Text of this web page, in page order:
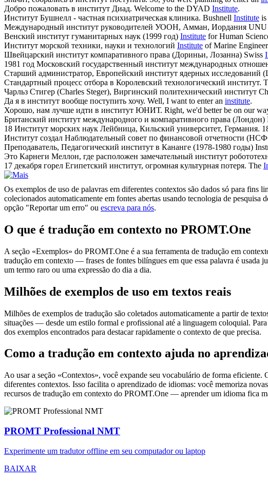
Добро пожаловать в институт Диад. Welcome to the DYAD Institute.
Институт Бушнелл - частная психиатрическая клиника. Bushnell Institute
Международный институт руководителей УООН, Амман, Иордания UNU
Венский институт гуманитарных наук (1999 год) Institute for Human
Институт морской техники, науки и технологий Institute of Marine
Швейцарский институт компаративного права (Дориньи, Лозанна) Swiss
1981 год Московский государственный институт международных
Старший администратор, Европейский институт ядерных исследований
Стандартный процесс отбора в Королевский технологический институт.
Чарльз Стигер (Charles Steger), Виргинский политехнический институт
Да я в институт вообще поступить хочу. Well, I want to enter an institute.
Хорошо, нам лучше идти в институт ЮНИТ. Right, we'd better be on our
Британский институт международного и компаративного права (Лондон)
18 Институт морских наук Лейбница, Кильский университет, Германия.
Институт создал Наблюдательный совет по финансовой отчетности
Преподаватель, Педагогический институт в Кананге (1978-1980 годы)
Это Карнеги Меллон, где расположен замечательный институт
17 декабря горел Египетский институт, огромная культурная потеря. The
Os exemplos de uso de palavras em diferentes contextos são dados só para fins
colecionados automaticamente em fontes abertas usando tecnologia de
opção "Reportar um erro" ou escreva para nós.
O que é tradução em contexto no PROMT.One
A seção «Exemplos» do PROMT.One é a sua ferramenta de tradução em
tradução em contexto — frases de fontes bilíngues em que essa palavra é usada
um termo raro ou uma expressão do dia a dia.
Milhões de exemplos de uso em textos reais
Milhões de exemplos de tradução são coletados automaticamente a partir de
situações — desde um estilo formal e profissional até a linguagem coloquial.
dos exemplos encontrados para destacar rapidamente o contexto de que precisa.
Como a tradução em contexto ajuda no
Ao usar a seção «Contextos», você expande seu vocabulário de forma
diferentes contextos. Isso facilita o aprendizado de idiomas: você memoriza
recursos de tradução em contexto do PROMT.One — aprender um idioma fica
PROMT Professional NMT
Experimente um tradutor offline em seu computador ou laptop
BAIXAR